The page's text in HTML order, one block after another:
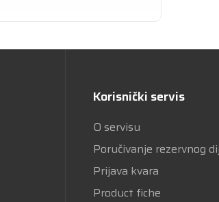
Korisnički servis
O servisu
Poručivanje rezervnog
Prijava kvara
Product fiche